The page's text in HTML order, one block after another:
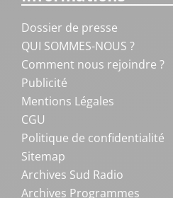
Dossier de presse
QUI SOMMES-NOUS ?
Comment nous rejoindre ?
Publicité
Mentions Légales
CGU
Politique de confidentialité
Sitemap
Archives Sud Radio
Archives Programmes